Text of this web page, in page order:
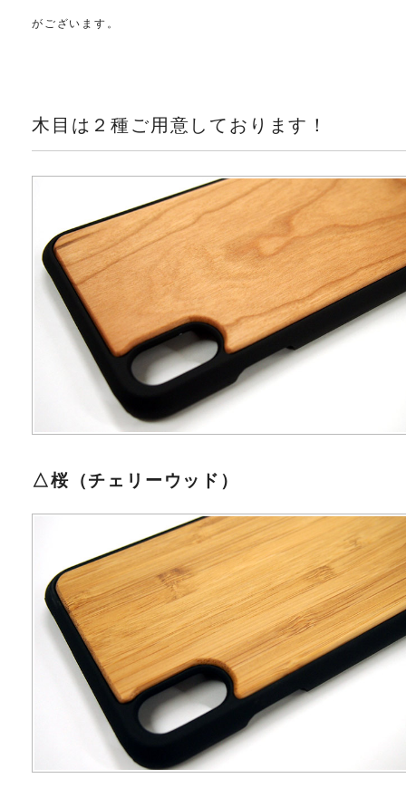
がございます。
木目は２種ご用意しております！
△桜（チェリーウッド）